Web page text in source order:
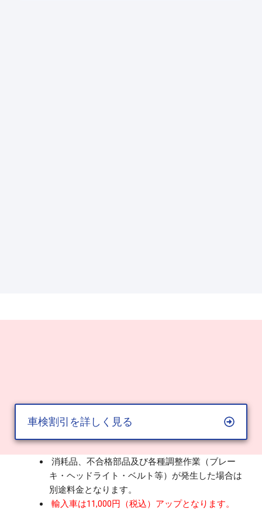
車検割引を詳しく見る
消耗品、不合格部品及び各種調整作業（ブレー
キ・ヘッドライト・ベルト等）が発生した場合は
別途料金となります。
輸入車は11,000円（税込）アップとなります。